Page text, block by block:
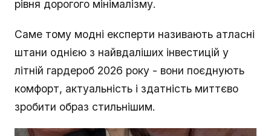
рівня дорогого мінімалізму.
Саме тому модні експерти називають атласні
штани однією з найвдаліших інвестицій у
літній гардероб 2026 року - вони поєднують
комфорт, актуальність і здатність миттєво
зробити образ стильнішим.